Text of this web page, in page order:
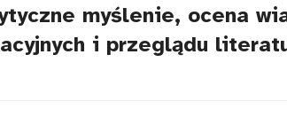
myślenie, ocena
i przeglądu